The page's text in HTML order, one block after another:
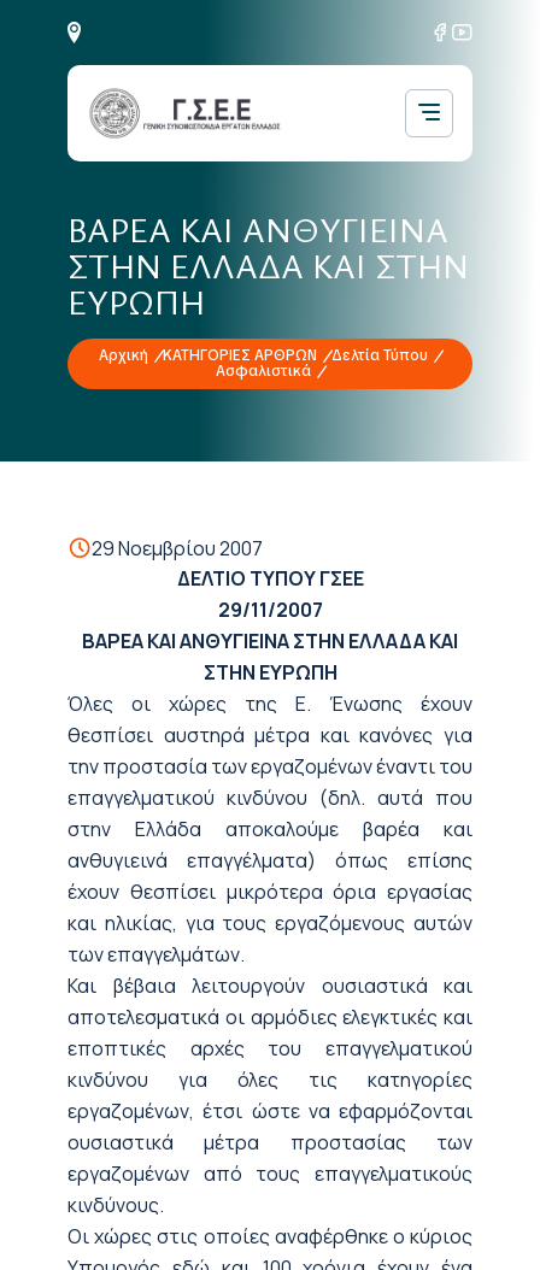
ΒΑΡΕΑ ΚΑΙ ΑΝΘΥΓΙΕΙΝΑ
ΣΤΗΝ ΕΛΛΑΔΑ ΚΑΙ ΣΤΗΝ
ΕΥΡΩΠΗ
Αρχική ΚΑΤΗΓΟΡΙΕΣ ΑΡΘΡΩΝ
Δελτία Τύπου
Ασφαλιστικά
29 Νοεμβρίου 2007
ΔΕΛΤΙΟ ΤΥΠΟΥ ΓΣΕΕ
29/11/2007
ΒΑΡΕΑ ΚΑΙ ΑΝΘΥΓΙΕΙΝΑ ΣΤΗΝ ΕΛΛΑΔΑ ΚΑΙ
ΣΤΗΝ ΕΥΡΩΠΗ
Όλες οι χώρες της Ε. Ένωσης έχουν
θεσπίσει αυστηρά μέτρα και κανόνες για
την προστασία των εργαζομένων έναντι του
επαγγελματικού κινδύνου (δηλ. αυτά που
στην Ελλάδα αποκαλούμε βαρέα και
ανθυγιεινά επαγγέλματα) όπως επίσης
έχουν θεσπίσει μικρότερα όρια εργασίας
και ηλικίας, για τους εργαζόμενους αυτών
των επαγγελμάτων.
Και βέβαια λειτουργούν ουσιαστικά και
αποτελεσματικά οι αρμόδιες ελεγκτικές και
εποπτικές αρχές του επαγγελματικού
κινδύνου για όλες τις κατηγορίες
εργαζομένων, έτσι ώστε να εφαρμόζονται
ουσιαστικά μέτρα προστασίας των
εργαζομένων από τους επαγγελματικούς
κινδύνους.
Οι χώρες στις οποίες αναφέρθηκε ο κύριος